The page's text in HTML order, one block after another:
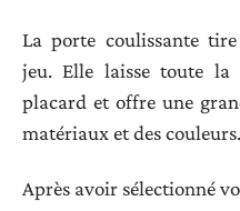
La porte coulissante
jeu. Elle laisse toute la
placard et offre une
matériaux et des couleurs.
Après avoir sélectionné